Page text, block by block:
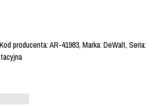
producenta: AR-41983, Marka: DeWalt, Seria: